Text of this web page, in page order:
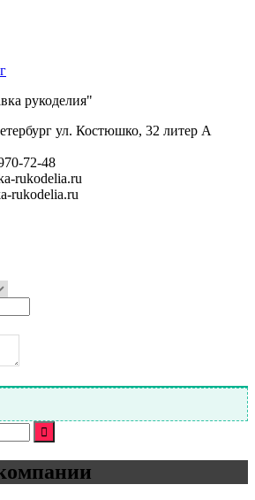
рукоделия"
ул. Костюшко, 32 литер А
72-48
rukodelia.ru
rukodelia.ru